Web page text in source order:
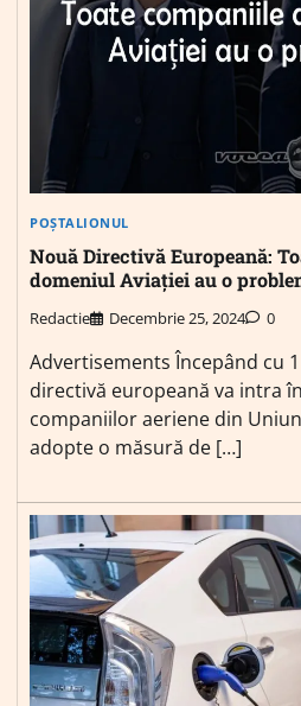
POȘTALIONUL
Nouă Directivă Europeană:
domeniul Aviației au o
Redactie Decembrie 25, 2024 0
Advertisements Începând cu
directivă europeană va intra
companiilor aeriene din
adopte o măsură de […]